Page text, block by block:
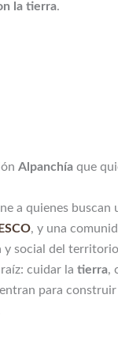
la tierra.
Alpanchía que
a quienes buscan
, y una
social del
cuidar la tierra,
para